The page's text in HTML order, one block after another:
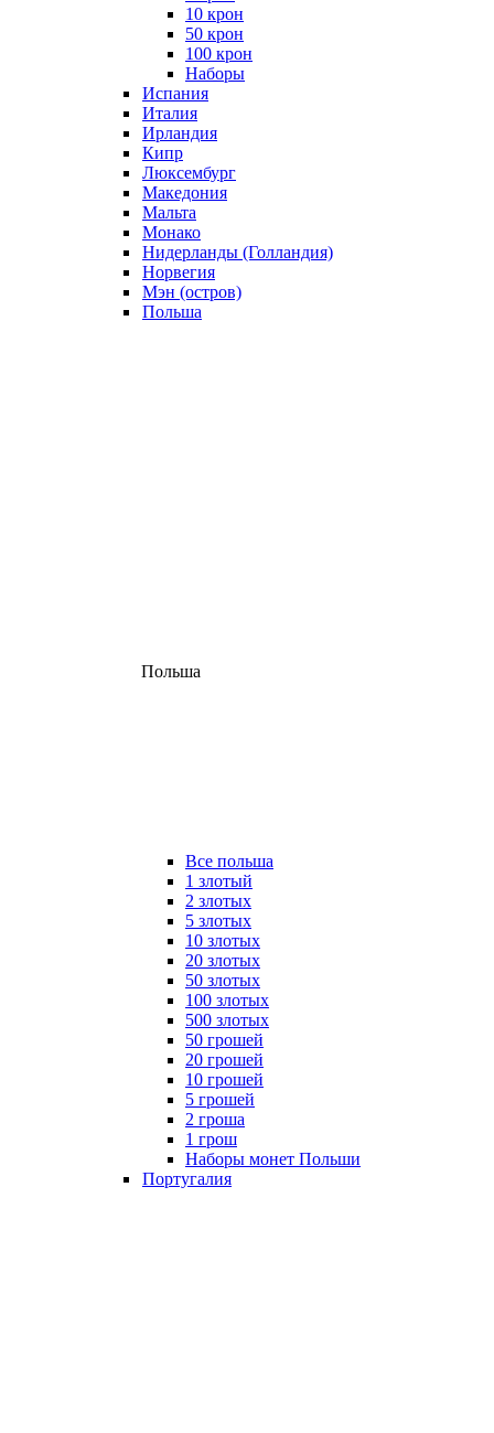
10 крон
50 крон
100 крон
Наборы
Испания
Италия
Ирландия
Кипр
Люксембург
Македония
Мальта
Монако
Нидерланды (Голландия)
Норвегия
Мэн (остров)
Польша
Польша
Все польша
1 злотый
2 злотых
5 злотых
10 злотых
20 злотых
50 злотых
100 злотых
500 злотых
50 грошей
20 грошей
10 грошей
5 грошей
2 гроша
1 грош
Наборы монет Польши
Португалия